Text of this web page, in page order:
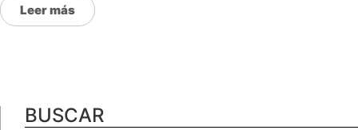
Leer más
BUSCAR